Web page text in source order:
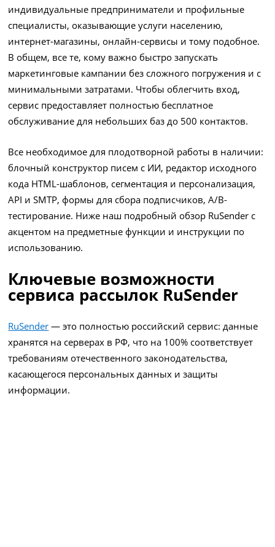
индивидуальные предприниматели и профильные
специалисты, оказывающие услуги населению,
интернет-магазины, онлайн-сервисы и тому подобное.
В общем, все те, кому важно быстро запускать
маркетинговые кампании без сложного погружения и с
минимальными затратами. Чтобы облегчить вход,
сервис предоставляет полностью бесплатное
обслуживание для небольших баз до 500 контактов.
Все необходимое для плодотворной работы в наличии:
блочный конструктор писем с ИИ, редактор исходного
кода HTML-шаблонов, сегментация и персонализация,
API и SMTP, формы для сбора подписчиков, A/B-
тестирование. Ниже наш подробный обзор RuSender с
акцентом на предметные функции и инструкции по
использованию.
Ключевые возможности
сервиса рассылок RuSender
RuSender — это полностью российский сервис: данные
хранятся на серверах в РФ, что на 100% соответствует
требованиям отечественного законодательства,
касающегося персональных данных и защиты
информации.